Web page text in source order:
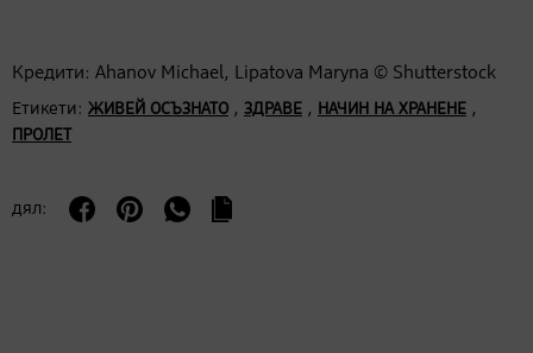
Кредити: Ahanov Michael, Lipatova Maryna © Shutterstock
Етикети: ЖИВЕЙ ОСЪЗНАТО , ЗДРАВЕ , НАЧИН НА ХРАНЕНЕ ,
ПРОЛЕТ
дял: